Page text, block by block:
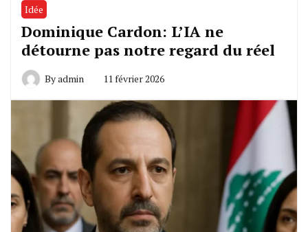
Idée
Dominique Cardon: L’IA ne
détourne pas notre regard du réel
Byadmin 11 février 2026